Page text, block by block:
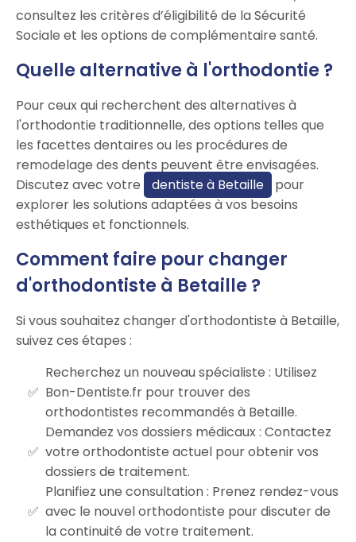
consultez les critères d’éligibilité de la Sécurité
Sociale et les options de complémentaire santé.
Quelle alternative à l'orthodontie ?
Pour ceux qui recherchent des alternatives à
l'orthodontie traditionnelle, des options telles que
les facettes dentaires ou les procédures de
remodelage des dents peuvent être envisagées.
Discutez avec votre
dentiste à Betaille
pour
explorer les solutions adaptées à vos besoins
esthétiques et fonctionnels.
Comment faire pour changer
d'orthodontiste à Betaille ?
Si vous souhaitez changer d'orthodontiste à Betaille,
suivez ces étapes :
Recherchez un nouveau spécialiste : Utilisez
Bon-Dentiste.fr pour trouver des
orthodontistes recommandés à Betaille.
Demandez vos dossiers médicaux : Contactez
votre orthodontiste actuel pour obtenir vos
dossiers de traitement.
Planifiez une consultation : Prenez rendez-vous
avec le nouvel orthodontiste pour discuter de
la continuité de votre traitement.